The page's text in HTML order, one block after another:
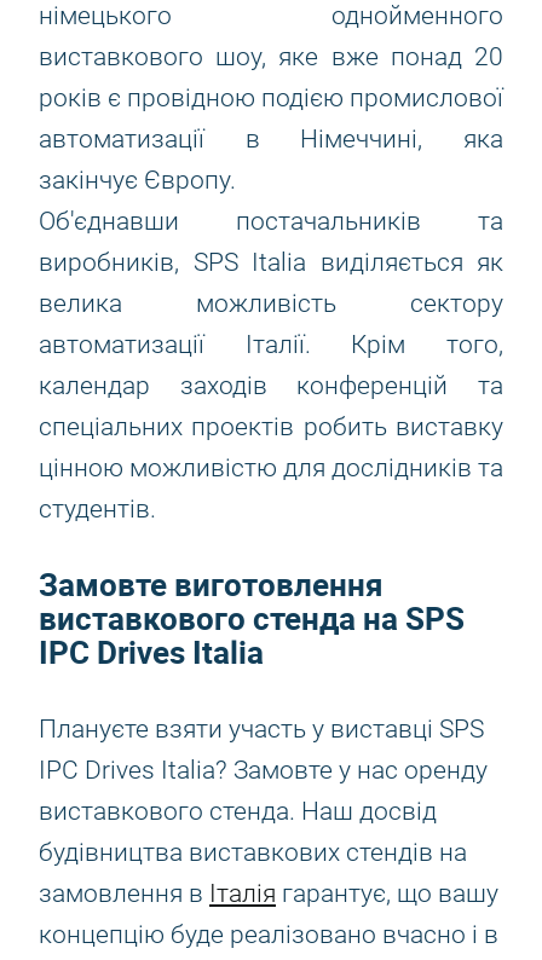
німецького однойменного
виставкового шоу, яке вже понад 20
років є провідною подією промислової
автоматизації в Німеччині, яка
закінчує Європу.
Об'єднавши постачальників та
виробників, SPS Italia виділяється як
велика можливість сектору
автоматизації Італії. Крім того,
календар заходів конференцій та
спеціальних проектів робить виставку
цінною можливістю для дослідників та
студентів.
Замовте виготовлення
виставкового стенда на SPS
IPC Drives Italia
Плануєте взяти участь у виставці SPS
IPC Drives Italia? Замовте у нас оренду
виставкового стенда. Наш досвід
будівництва виставкових стендів на
замовлення в Італія гарантує, що вашу
концепцію буде реалізовано вчасно і в